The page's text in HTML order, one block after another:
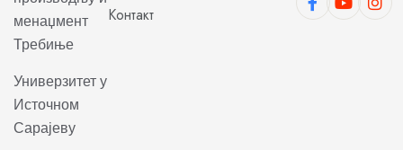
менаџмент
Требиње
Универзитет у
Источном
Сарајеву
Контакт